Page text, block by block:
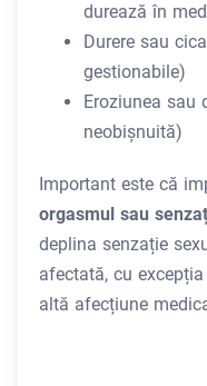
durează în
Durere sau
gestionabile)
Eroziunea sau
neobișnuită)
Important este că
orgasmul sau
deplina senzație
afectată, cu
altă afecțiune